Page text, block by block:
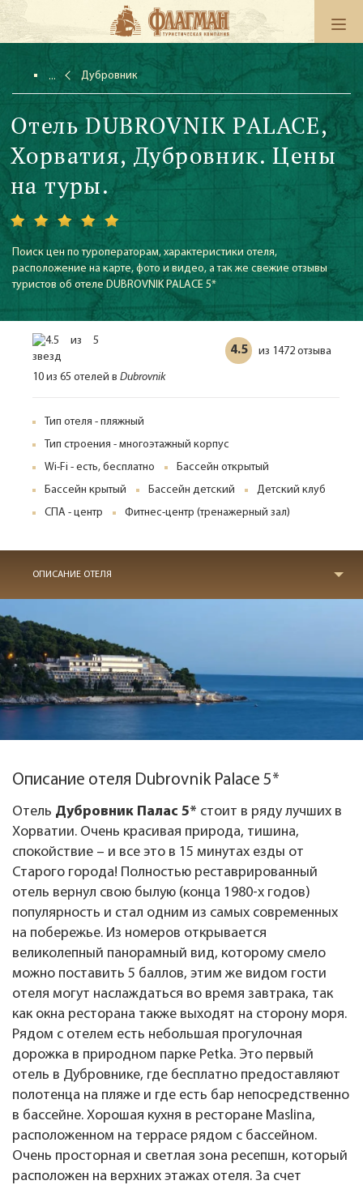
Дубровник
Отель DUBROVNIK PALACE,
Хорватия, Дубровник. Цены
на туры.
Поиск цен по туроператорам, характеристики отеля,
расположение на карте, фото и видео, а так же свежие отзывы
туристов об отеле DUBROVNIK PALACE 5*
4.5 из 1472 отзыва
10 из 65 отелей в Dubrovnik
Тип отеля - пляжный
Тип строения - многоэтажный корпус
Wi-Fi - есть, бесплатно
Бассейн открытый
Бассейн крытый
Бассейн детский
Детский клуб
СПА - центр
Фитнес-центр (тренажерный зал)
ОПИСАНИЕ ОТЕЛЯ
Описание отеля Dubrovnik Palace 5*
Отель Дубровник Палас 5* стоит в ряду лучших в
Хорватии. Очень красивая природа, тишина,
спокойствие – и все это в 15 минутах езды от
Старого города! Полностью реставрированный
отель вернул свою былую (конца 1980-х годов)
популярность и стал одним из самых современных
на побережье. Из номеров открывается
великолепный панорамный вид, которому смело
можно поставить 5 баллов, этим же видом гости
отеля могут наслаждаться во время завтрака, так
как окна ресторана также выходят на сторону моря.
Рядом с отелем есть небольшая прогулочная
дорожка в природном парке Petka. Это первый
отель в Дубровнике, где бесплатно предоставляют
полотенца на пляже и где есть бар непосредственно
в бассейне. Хорошая кухня в ресторане Maslina,
расположенном на террасе рядом с бассейном.
Очень просторная и светлая зона ресепшн, который
расположен на верхних этажах отеля. За счет